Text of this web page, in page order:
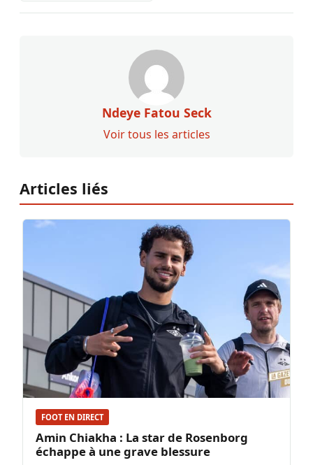
Ndeye Fatou Seck
Voir tous les articles
Articles liés
FOOT EN DIRECT
Amin Chiakha : La star de Rosenborg
échappe à une grave blessure